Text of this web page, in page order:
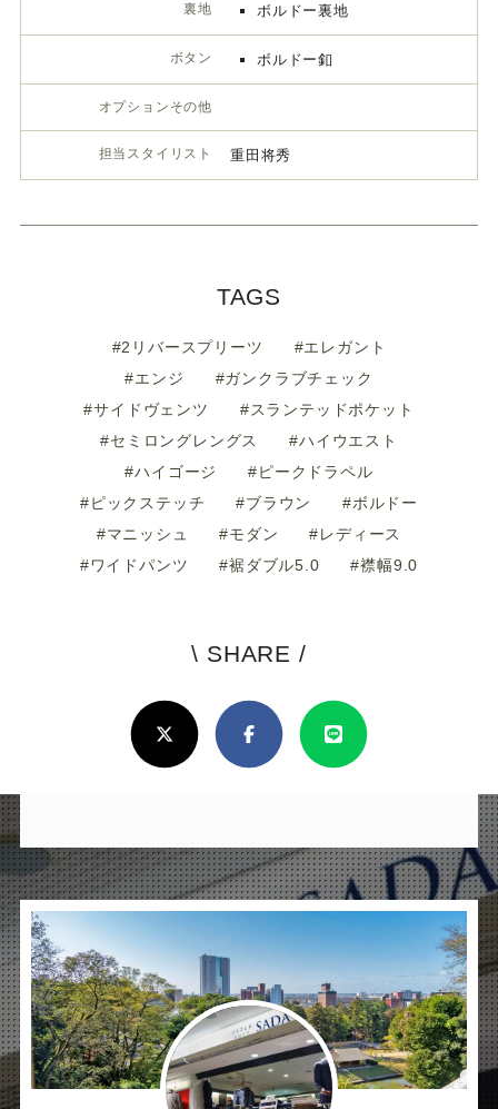
裏地 ボルドー裏地
ボタン ボルドー釦
オプションその他
担当スタイリスト 重田将秀
TAGS
#2リバースプリーツ
#エレガント
#エンジ
#ガンクラブチェック
#サイドヴェンツ
#スランテッドポケット
#セミロングレングス
#ハイウエスト
#ハイゴージ
#ピークドラペル
#ピックステッチ
#ブラウン
#ボルドー
#マニッシュ
#モダン
#レディース
#ワイドパンツ
#裾ダブル5.0 #襟幅9.0
\ SHARE /
ろ
し
け
ば
シ
ェ
ア
し
て
X(Twitter)FacebookLine